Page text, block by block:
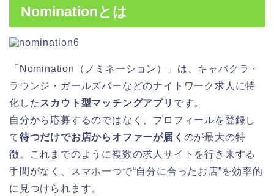
Nominationとは
「Nomination（ノミネーション）」は、キャバクラ・
ラウンジ・ガールズバーなどのナイトワーク求人に特
化した スカウト型マッチングアプリ です。
自分から応募するのではなく、プロフィールを登録し
て待つだけでお店からオファーが届く のが最大の特
徴。これまでのように複数の求人サイトを行き来する
手間がなく、スマホ一つで“自分に合ったお店”を効率的
に見つけられます。